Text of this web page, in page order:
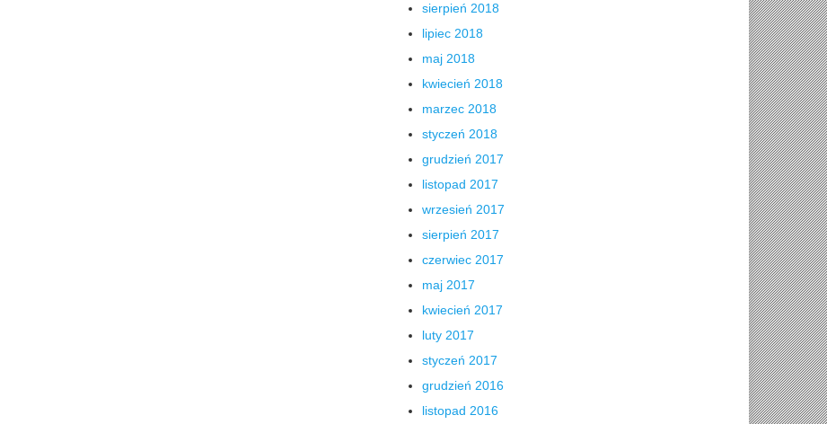
sierpień 2018
lipiec 2018
maj 2018
kwiecień 2018
marzec 2018
styczeń 2018
grudzień 2017
listopad 2017
wrzesień 2017
sierpień 2017
czerwiec 2017
maj 2017
kwiecień 2017
luty 2017
styczeń 2017
grudzień 2016
listopad 2016